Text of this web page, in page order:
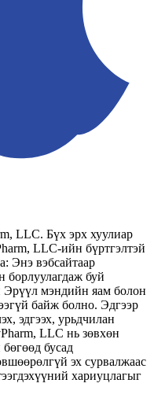
LLC. Бүх эрх хуулиар
LLC-ийн бүртгэлтэй
Энэ вэбсайтаар
борлуулагдаж буй
Эрүүл мэндийн яам болон
байж болно. Эдгээр
эдгээх, урьдчилан
LLC нь зөвхөн
бусад
эх сурвалжаас
хариуцлагыг